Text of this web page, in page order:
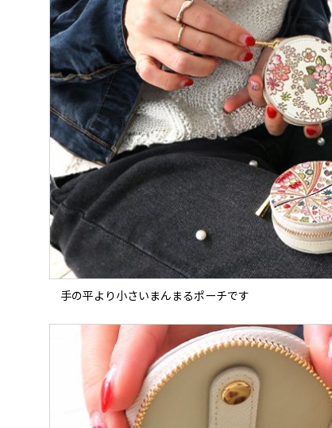
手の平より小さいまんまるポーチです